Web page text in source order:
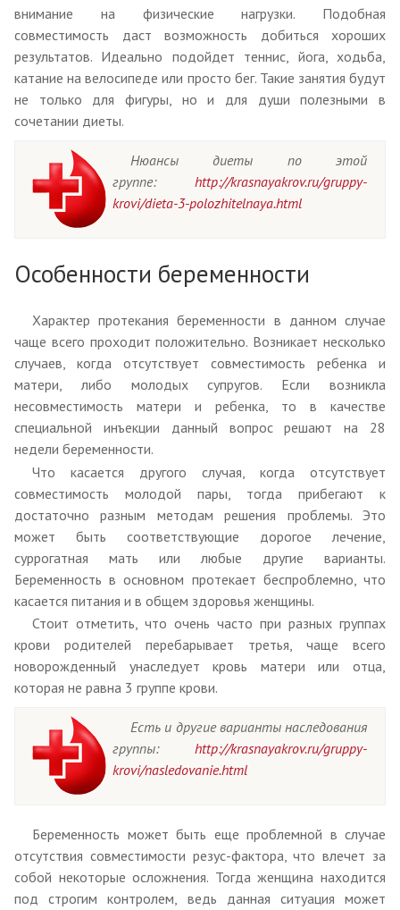
внимание на физические нагрузки. Подобная
совместимость даст возможность добиться хороших
результатов. Идеально подойдет теннис, йога, ходьба,
катание на велосипеде или просто бег. Такие занятия будут
не только для фигуры, но и для души полезными в
сочетании диеты.
Нюансы диеты по этой
группе: http://krasnayakrov.ru/gruppy-
krovi/dieta-3-polozhitelnaya.html
Особенности беременности
Характер протекания беременности в данном случае
чаще всего проходит положительно. Возникает несколько
случаев, когда отсутствует совместимость ребенка и
матери, либо молодых супругов. Если возникла
несовместимость матери и ребенка, то в качестве
специальной инъекции данный вопрос решают на 28
недели беременности.
Что касается другого случая, когда отсутствует
совместимость молодой пары, тогда прибегают к
достаточно разным методам решения проблемы. Это
может быть соответствующие дорогое лечение,
суррогатная мать или любые другие варианты.
Беременность в основном протекает беспроблемно, что
касается питания и в общем здоровья женщины.
Стоит отметить, что очень часто при разных группах
крови родителей перебарывает третья, чаще всего
новорожденный унаследует кровь матери или отца,
которая не равна 3 группе крови.
Есть и другие варианты наследования
группы: http://krasnayakrov.ru/gruppy-
krovi/nasledovanie.html
Беременность может быть еще проблемной в случае
отсутствия совместимости резус-фактора, что влечет за
собой некоторые осложнения. Тогда женщина находится
под строгим контролем, ведь данная ситуация может